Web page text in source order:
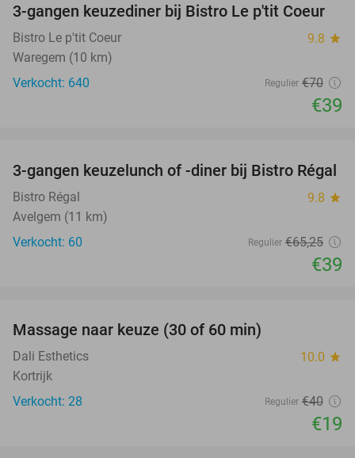
44%
3-gangen keuzediner bij Bistro Le p'tit Coeur
Bistro Le p'tit Coeur 9.8 star
Waregem (10 km)
Verkocht: 640
Regulier €70
€39
40%
3-gangen keuzelunch of -diner bij Bistro Régal
Bistro Régal 9.8 star
Avelgem (11 km)
Verkocht: 60
Regulier €65,25
€39
Massage naar keuze (30 of 60 min)
Dali Esthetics 10.0 star
Kortrijk
Verkocht: 28
Regulier €40
€19